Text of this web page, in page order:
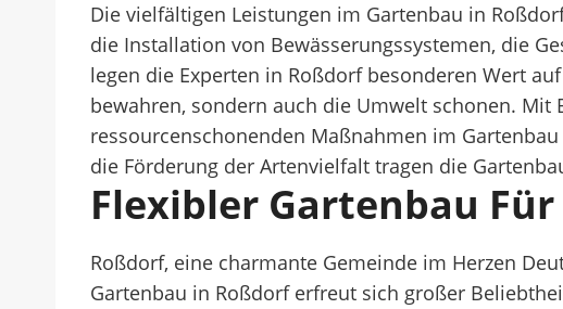
Die vielfältigen Leistungen im Gartenbau in
die Installation von Bewässerungssystemen, die
legen die Experten in Roßdorf besonderen Wert
bewahren, sondern auch die Umwelt schonen.
ressourcenschonenden Maßnahmen im
die Förderung der Artenvielfalt tragen die
Flexibler Gartenbau
Roßdorf, eine charmante Gemeinde im Herzen
Gartenbau in Roßdorf erfreut sich großer